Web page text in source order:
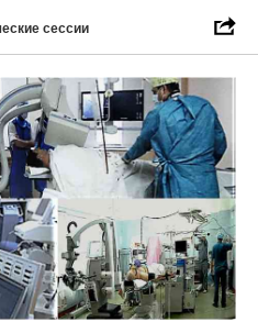
сессии